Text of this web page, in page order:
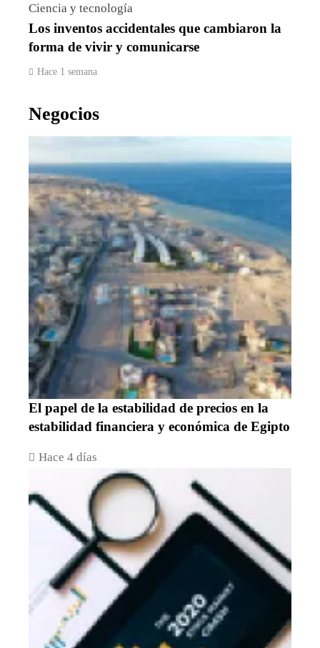
Ciencia y tecnología
Los inventos accidentales que cambiaron la
forma de vivir y comunicarse
Hace 1 semana
Negocios
El papel de la estabilidad de precios en la
estabilidad financiera y económica de Egipto
Hace 4 días